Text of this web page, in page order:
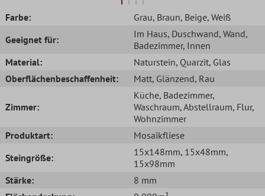
Farbe: Grau, Braun, Beige, Weiß
Geeignet für:
Im Haus, Duschwand, Wand,
Badezimmer, Innen
Material:
Naturstein, Quarzit, Glas
Oberflächenbeschaffenheit:
Matt, Glänzend, Rau
Zimmer:
Küche, Badezimmer,
Waschraum, Abstellraum, Flur,
Wohnzimmer
Produktart:
Mosaikfliese
Steingröße:
15x148mm, 15x48mm,
15x98mm
Stärke:
8 mm